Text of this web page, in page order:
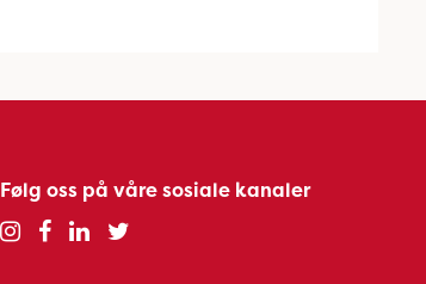
Følg oss på våre sosiale kanaler